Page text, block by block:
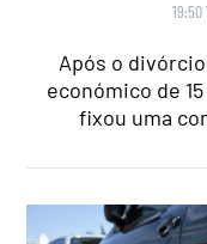
19:50
Após o
económico de
fixou uma